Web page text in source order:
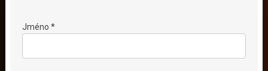
Jméno *